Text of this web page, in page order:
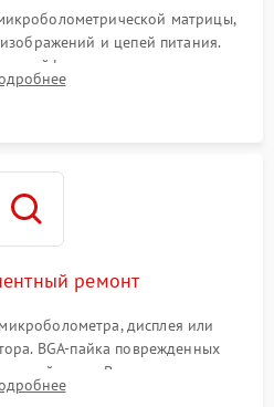
матрицы,
и цепей питания.
шлейфов, модуля памяти и
сгоревших SMD-компонентов
ремонт
дисплея или
BGA-пайка поврежденных
плате. Восстановление
поврежденных элементов